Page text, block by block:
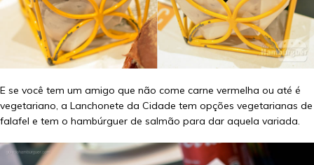
E se você tem um amigo que não come carne vermelha ou até é
vegetariano, a Lanchonete da Cidade tem opções vegetarianas de
falafel e tem o hambúrguer de salmão para dar aquela variada.